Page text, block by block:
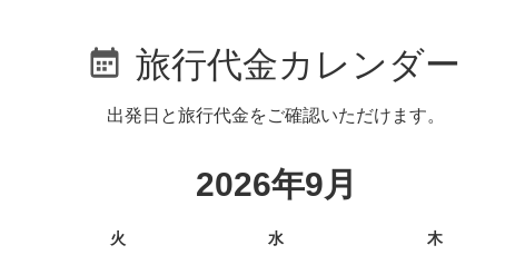
旅行代金カレンダー
出発日と旅行代金をご確認いただけます。
2026年9月
火 水 木